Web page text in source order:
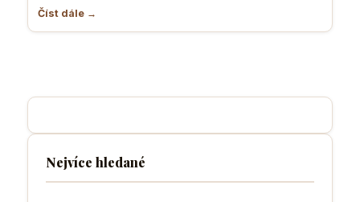
Číst dále →
Nejvíce hledané